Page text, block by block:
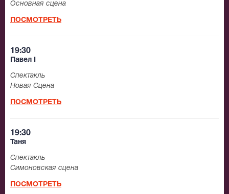
Основная сцена
ПОСМОТРЕТЬ
19:30
Павел I
Спектакль
Новая Сцена
ПОСМОТРЕТЬ
19:30
Таня
Спектакль
Симоновская сцена
ПОСМОТРЕТЬ